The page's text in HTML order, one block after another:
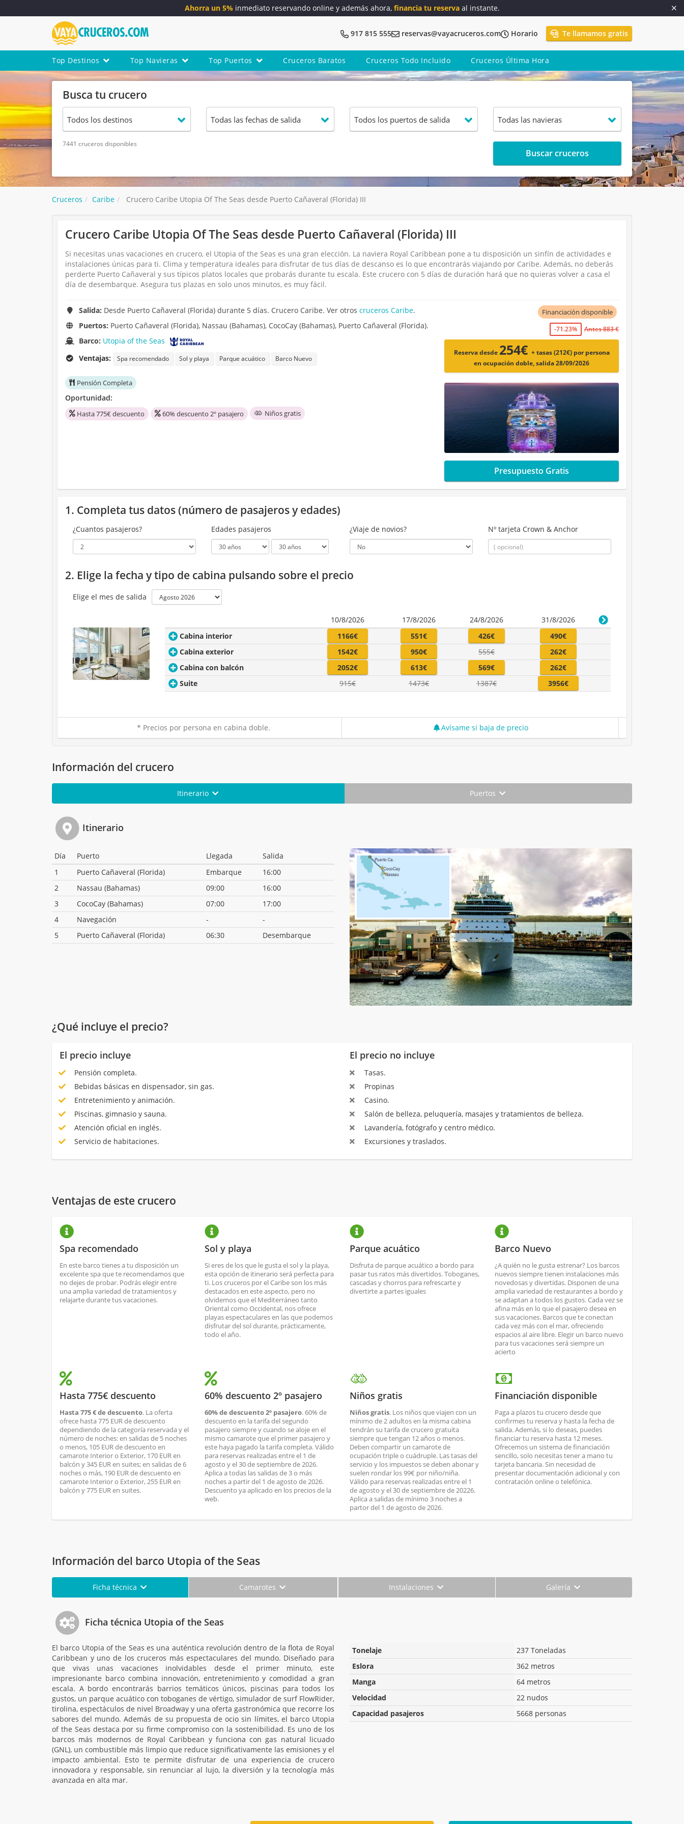
Ahorra un 5%inmediato reservando online y además ahora, financia tu reservaal instante.
917 815 555 reservas@vayacruceros.com Horario Te llamamos gratis
Top Destinos Top Navieras Top Puertos Cruceros Baratos Cruceros Todo Incluido Cruceros Última Hora
Busca tu crucero
7441 cruceros disponibles
Buscar cruceros
Cruceros Caribe Crucero Caribe Utopia Of The Seas desde Puerto Cañaveral (Florida) III
Crucero Caribe Utopia Of The Seas desde Puerto Cañaveral (Florida) III
Si necesitas unas vacaciones en crucero, el Utopia of the Seas es una gran elección. La naviera Royal Caribbean pone a tu disposición un sinfín de actividades e
instalaciones únicas para ti. Clima y temperatura ideales para disfrutar de tus días de descanso es lo que encontrarás viajando por Caribe. Además, no deberás
perderte Puerto Cañaveral y sus típicos platos locales que probarás durante tu escala. Este crucero con 5 días de duración hará que no quieras volver a casa el
día de desembarque. Asegura tus plazas en solo unos minutos, es muy fácil.
Salida: Desde Puerto Cañaveral (Florida) durante 5 días. Crucero Caribe. Ver otroscruceros Caribe.
Puertos: Puerto Cañaveral (Florida), Nassau (Bahamas), CocoCay (Bahamas), Puerto Cañaveral (Florida).
Barco: Utopia of the Seas
Ventajas:
Spa recomendado Sol y playa Parque acuático Barco Nuevo
Pensión Completa
Oportunidad:
Hasta 775€ descuento 60% descuento 2º pasajero Niños gratis
Financiación disponible
-71.23% Antes 883 €
Reserva desde 254€ + tasas (212€) por persona
en ocupación doble, salida 28/09/2026
Presupuesto Gratis
1. Completa tus datos (número de pasajeros y edades)
¿Cuantos pasajeros? Edades pasajeros ¿Viaje de novios? Nº tarjeta Crown & Anchor
2. Elige la fecha y tipo de cabina pulsando sobre el precio
Elige el mes de salida
10/8/2026 17/8/2026 24/8/2026
31/8/2026
Cabina interior
1166€ 551€ 426€
490€
Cabina exterior
1542€ 950€ 555€
262€
Cabina con balcón
2052€ 613€ 569€
262€
Suite
915€ 1473€ 1387€ 3956€
* Precios por persona en cabina doble. Avísame si baja de precio
Información del crucero
Itinerario Puertos
Itinerario
Día Puerto Llegada
Salida
1
Puerto Cañaveral (Florida) Embarque
16:00
2
Nassau (Bahamas) 09:00
16:00
3
CocoCay (Bahamas) 07:00
17:00
4
Navegación -
-
5
Puerto Cañaveral (Florida) 06:30 Desembarque
¿Qué incluye el precio?
El precio incluye
Pensión completa.
Bebidas básicas en dispensador, sin gas.
Entretenimiento y animación.
Piscinas, gimnasio y sauna.
Atención oficial en inglés.
Servicio de habitaciones.
El precio no incluye
Tasas.
Propinas
Casino.
Salón de belleza, peluquería, masajes y tratamientos de belleza.
Lavandería, fotógrafo y centro médico.
Excursiones y traslados.
Ventajas de este crucero
Spa recomendado
En este barco tienes a tu disposición un
excelente spa que te recomendamos que
no dejes de probar. Podrás elegir entre
una amplia variedad de tratamientos y
relajarte durante tus vacaciones.
Sol y playa
Si eres de los que le gusta el sol y la playa,
esta opción de itinerario será perfecta para
ti. Los cruceros por el Caribe son los más
destacados en este aspecto, pero no
olvidemos que el Mediterráneo tanto
Oriental como Occidental, nos ofrece
playas espectaculares en las que podemos
disfrutar del sol durante, prácticamente,
todo el año.
Parque acuático
Disfruta de parque acuático a bordo para
pasar tus ratos más divertidos. Toboganes,
cascadas y chorros para refrescarte y
divertirte a partes iguales
Barco Nuevo
¿A quién no le gusta estrenar? Los barcos
nuevos siempre tienen instalaciones más
novedosas y divertidas. Disponen de una
amplia variedad de restaurantes a bordo y
se adaptan a todos los gustos. Cada vez se
afina más en lo que el pasajero desea en
sus vacaciones. Barcos que te conectan
cada vez más con el mar, ofreciendo
espacios al aire libre. Elegir un barco nuevo
para tus vacaciones será siempre un
acierto
Hasta 775€ descuento
Hasta 775 € de descuento. La oferta
ofrece hasta 775 EUR de descuento
dependiendo de la categoría reservada y el
número de noches: en salidas de 5 noches
o menos, 105 EUR de descuento en
camarote Interior o Exterior, 170 EUR en
balcón y 345 EUR en suites; en salidas de 6
noches o más, 190 EUR de descuento en
camarote Interior o Exterior, 255 EUR en
balcón y 775 EUR en suites.
60% descuento 2º pasajero
60% de descuento 2º pasajero. 60% de
descuento en la tarifa del segundo
pasajero siempre y cuando se aloje en el
mismo camarote que el primer pasajero y
este haya pagado la tarifa completa. Válido
para reservas realizadas entre el 1 de
agosto y el 30 de septiembre de 2026.
Aplica a todas las salidas de 3 o más
noches a partir del 1 de agosto de 2026.
Descuento ya aplicado en los precios de la
web.
Niños gratis
Niños gratis. Los niños que viajen con un
mínimo de 2 adultos en la misma cabina
tendrán su tarifa de crucero gratuita
siempre que tengan 12 años o menos.
Deben compartir un camarote de
ocupación triple o cuádruple. Las tasas del
servicio y los impuestos se deben abonar y
suelen rondar los 99€ por niño/niña.
Válido para reservas realizadas entre el 1
de agosto y el 30 de septiembre de 20226.
Aplica a salidas de mínimo 3 noches a
partor del 1 de agosto de 2026.
Financiación disponible
Paga a plazos tu crucero desde que
confirmes tu reserva y hasta la fecha de
salida. Además, si lo deseas, puedes
financiar tu reserva hasta 12 meses.
Ofrecemos un sistema de financiación
sencillo, solo necesitas tener a mano tu
tarjeta bancaria. Sin necesidad de
presentar documentación adicional y con
contratación online o telefónica.
Información del barco Utopia of the Seas
Ficha técnica Camarotes Instalaciones Galería
Ficha técnica Utopia of the Seas
El barco Utopia of the Seas es una auténtica revolución dentro de la flota de Royal
Caribbean y uno de los cruceros más espectaculares del mundo. Diseñado para
que vivas unas vacaciones inolvidables desde el primer minuto, este
impresionante barco combina innovación, entretenimiento y comodidad a gran
escala. A bordo encontrarás barrios temáticos únicos, piscinas para todos los
gustos, un parque acuático con toboganes de vértigo, simulador de surf FlowRider,
tirolina, espectáculos de nivel Broadway y una oferta gastronómica que recorre los
sabores del mundo. Además de su propuesta de ocio sin límites, el barco Utopia
of the Seas destaca por su firme compromiso con la sostenibilidad. Es uno de los
barcos más modernos de Royal Caribbean y funciona con gas natural licuado
(GNL), un combustible más limpio que reduce significativamente las emisiones y el
impacto ambiental. Esto te permite disfrutar de una experiencia de crucero
innovadora y responsable, sin renunciar al lujo, la diversión y la tecnología más
avanzada en alta mar.
Tonelaje
237 Toneladas
Eslora
362 metros
Manga
64 metros
Velocidad
22 nudos
Capacidad pasajeros
5668 personas